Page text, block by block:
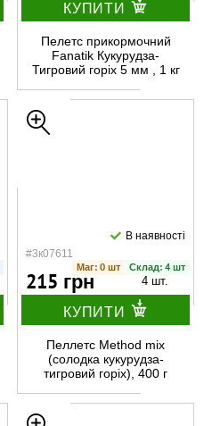
КУПИТИ
Пелетс прикормочний
Fanatik Кукурудза-
Тигровий горіх 5 мм , 1 кг
#3к07611
В наявності
Маг: 0 шт Склад: 4 шт
215 грн 4 шт.
КУПИТИ
Пеллетс Method mix
(солодка кукурудза-
тигровий горіх), 400 г